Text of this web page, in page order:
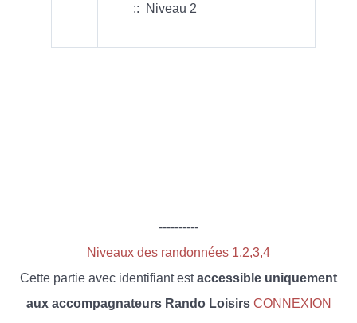
:: Niveau 2
----------
Niveaux des randonnées 1,2,3,4
Cette partie avec identifiant estaccessible uniquement
aux accompagnateurs Rando Loisirs CONNEXION